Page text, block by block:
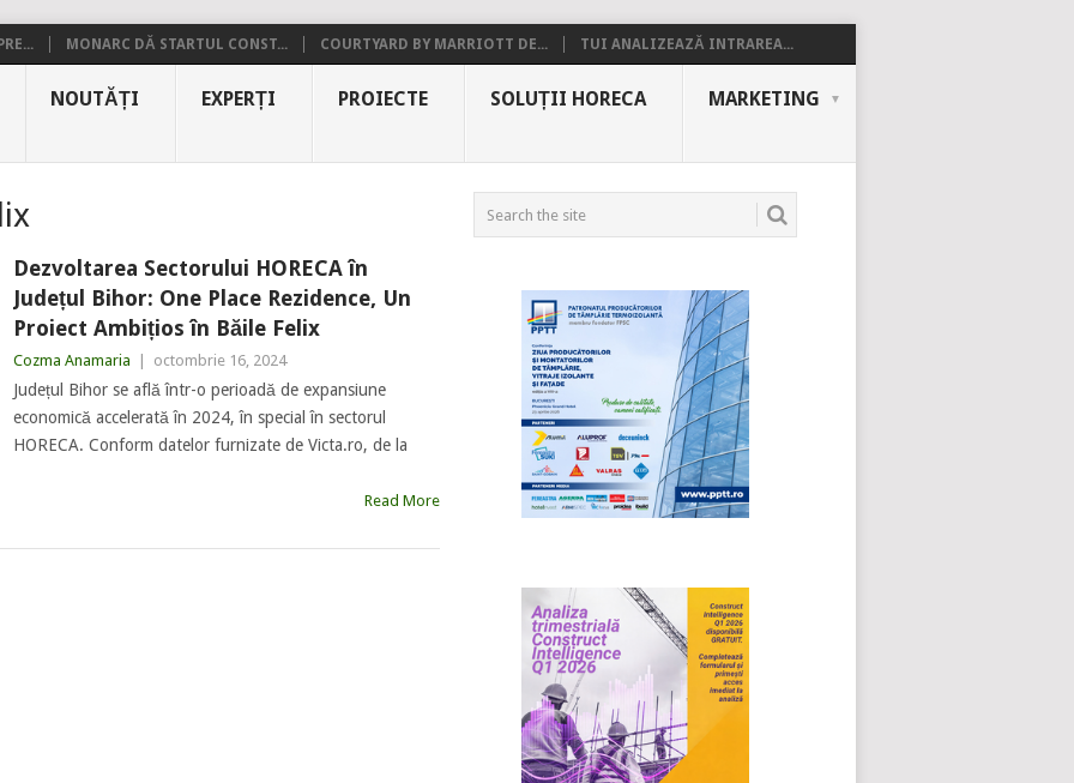
MONARC DĂ STARTUL CONST... COURTYARD BY MARRIOTT DE... TUI ANALIZEAZĂ INTRAREA...
NOUTĂȚI EXPERȚI PROIECTE SOLUȚII HORECA MARKETING
Dezvoltarea Sectorului HORECA în
Județul Bihor: One Place Rezidence, Un
Proiect Ambițios în Băile Felix
Cozma Anamaria octombrie 16, 2024
Județul Bihor se află într-o perioadă de expansiune
economică accelerată în 2024, în special în sectorul
HORECA. Conform datelor furnizate de Victa.ro, de la
Read More